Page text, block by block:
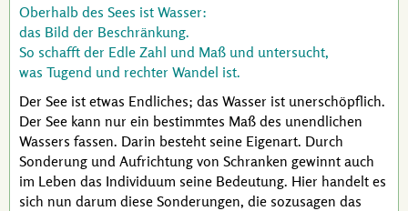
Oberhalb des Sees ist Wasser:
das Bild der Beschränkung.
So schafft der Edle Zahl und Maß und untersucht,
was Tugend und rechter Wandel ist.
Der See ist etwas Endliches; das Wasser ist unerschöpflich.
Der See kann nur ein bestimmtes Maß des unendlichen
Wassers fassen. Darin besteht seine Eigenart. Durch
Sonderung und Aufrichtung von Schranken gewinnt auch
im Leben das Individuum seine Bedeutung. Hier handelt es
sich nun darum diese Sonderungen, die sozusagen das